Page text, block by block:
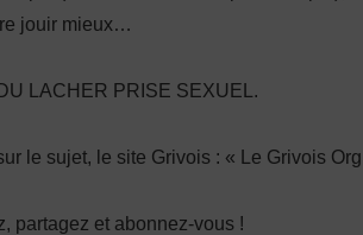
jouir mieux…
LACHER PRISE SEXUEL.
le sujet, le site Grivois : « Le Grivois
partagez et abonnez-vous !